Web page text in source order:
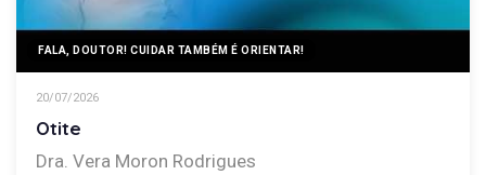
FALA, DOUTOR! CUIDAR TAMBÉM É ORIENTAR!
20/07/2026
Otite
Dra. Vera Moron Rodrigues